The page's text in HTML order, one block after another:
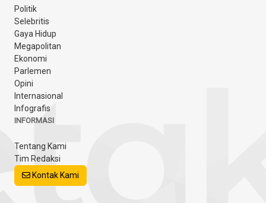
Politik
Selebritis
Gaya Hidup
Megapolitan
Ekonomi
Parlemen
Opini
Internasional
Infografis
INFORMASI
Tentang Kami
Tim Redaksi
Kontak Kami